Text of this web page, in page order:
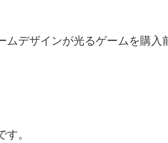
デザインが光るゲームを購入
。